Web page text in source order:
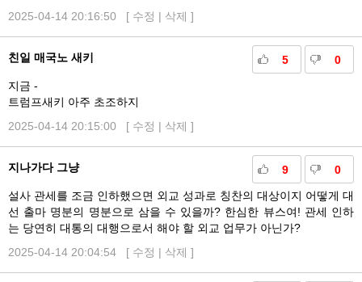
2025-04-14 20:16:50 [ 수정 | 삭제 ]
5 0
친일 매국노 새키
지금 -
트럼프새키 아주 초조하지
2025-04-14 20:15:00 [ 수정 | 삭제 ]
9 0
지나가다 그냥
설사 관세를 조금 인하했으면 외교 성과로 칭찬의 대상이지 어떻게 대
선 출마 명분의 명분으로 삼을 수 있을까? 한심한 뷰스여! 관세 인하
는 당연히 대통의 대행으로서 해야 할 외교 업무가 아닌가?
2025-04-14 20:04:54 [ 수정 | 삭제 ]